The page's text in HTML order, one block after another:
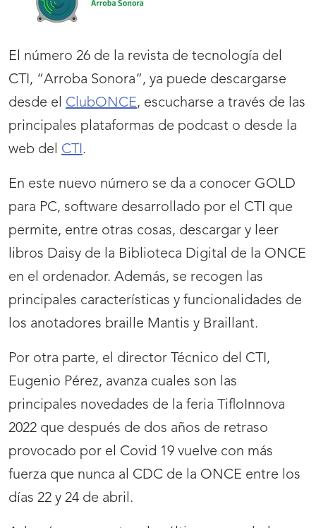
El número 26 de la revista de tecnología del
CTI, “Arroba Sonora”, ya puede descargarse
desde el ClubONCE, escucharse a través de las
principales plataformas de podcast o desde la
web del CTI.
En este nuevo número se da a conocer GOLD
para PC, software desarrollado por el CTI que
permite, entre otras cosas, descargar y leer
libros Daisy de la Biblioteca Digital de la ONCE
en el ordenador. Además, se recogen las
principales características y funcionalidades de
los anotadores braille Mantis y Braillant.
Por otra parte, el director Técnico del CTI,
Eugenio Pérez, avanza cuales son las
principales novedades de la feria TifloInnova
2022 que después de dos años de retraso
provocado por el Covid 19 vuelve con más
fuerza que nunca al CDC de la ONCE entre los
días 22 y 24 de abril.